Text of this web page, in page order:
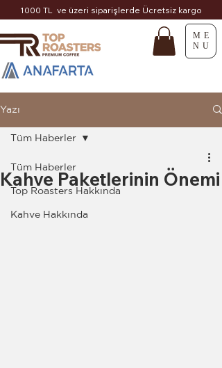
1000 TL ve üzeri siparişlerde Ücretsiz kargo
ME
NU
Yazı
Tüm Haberler
Top Roasters Hakkında
Kahve Hakkında
Tüm Haberler
Kahve Paketlerinin Önemi